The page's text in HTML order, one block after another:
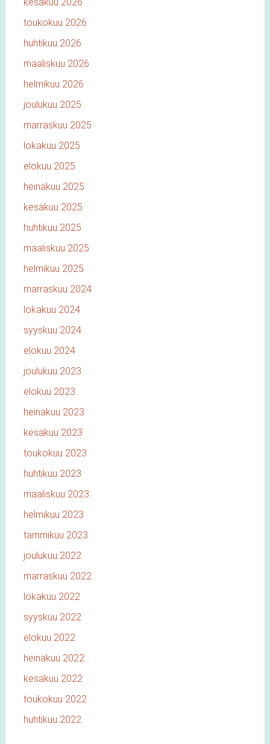
toukokuu 2026
huhtikuu 2026
maaliskuu 2026
helmikuu 2026
joulukuu 2025
marraskuu 2025
lokakuu 2025
elokuu 2025
heinäkuu 2025
kesäkuu 2025
huhtikuu 2025
maaliskuu 2025
helmikuu 2025
marraskuu 2024
lokakuu 2024
syyskuu 2024
elokuu 2024
joulukuu 2023
elokuu 2023
heinäkuu 2023
kesäkuu 2023
toukokuu 2023
huhtikuu 2023
maaliskuu 2023
helmikuu 2023
tammikuu 2023
joulukuu 2022
marraskuu 2022
lokakuu 2022
syyskuu 2022
elokuu 2022
heinäkuu 2022
kesäkuu 2022
toukokuu 2022
huhtikuu 2022